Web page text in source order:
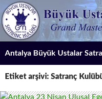
İçeriğe
atla
Antalya Büyük Ustalar
Etiket arşivi: Satranç